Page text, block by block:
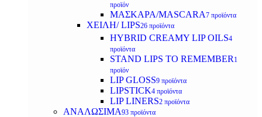
προϊόν
ΜΑΣΚΑΡΑ/MASCARA7 προϊόντα
ΧΕΙΛΗ/ LIPS26 προϊόντα
HYBRID CREAMY LIP OILS4
προϊόντα
STAND LIPS TO REMEMBER 1
προϊόν
LIP GLOSS9 προϊόντα
LIPSTICK4 προϊόντα
LIP LINERS2 προϊόντα
ΑΝΑΛΩΣΙΜΑ93 προϊόντα